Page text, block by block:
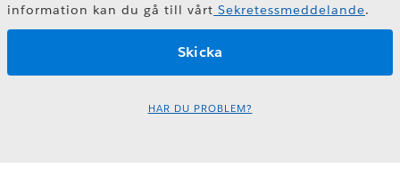
information kan du gå till vårt Sekretessmeddelande.
HAR DU PROBLEM?